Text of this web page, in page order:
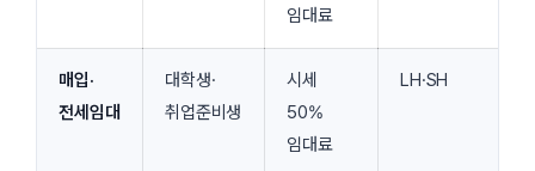
임대료
매입·
전세임대
대학생·
취업준비생
시세
50%
임대료
LH·SH